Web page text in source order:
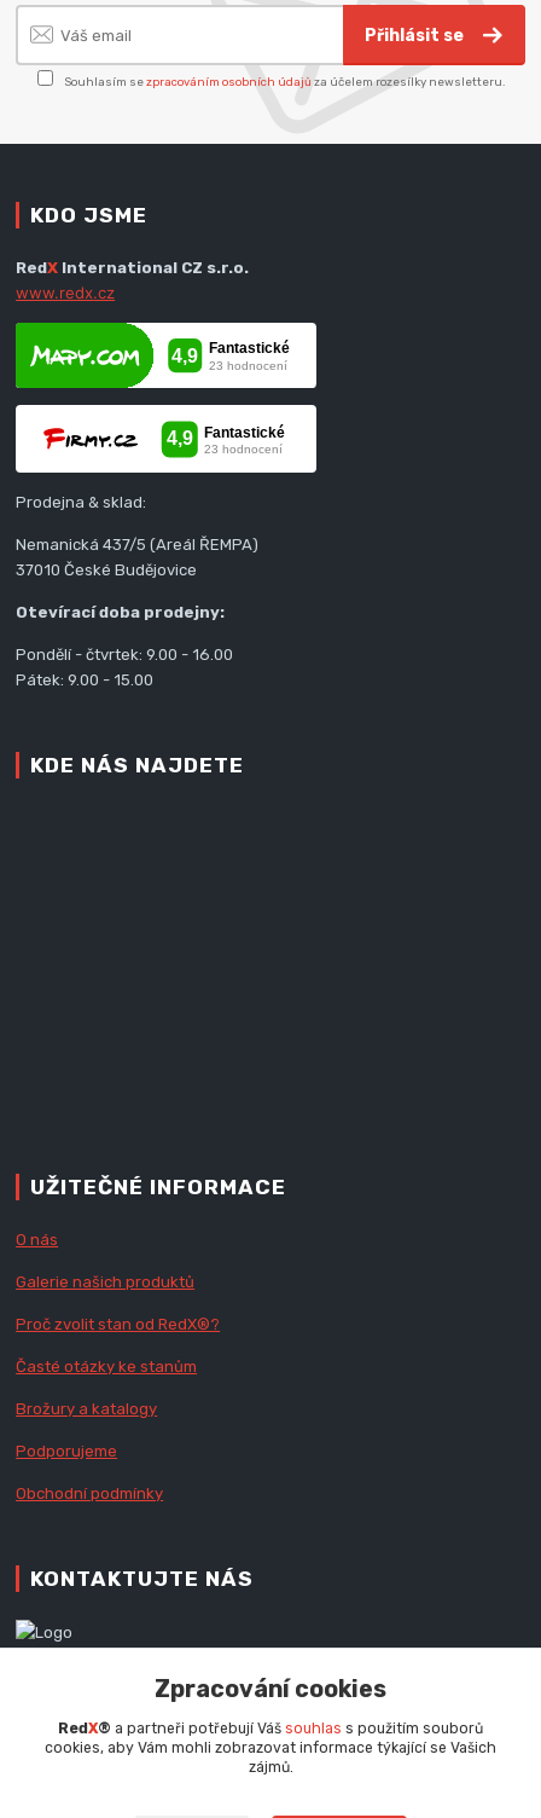
Přihlásit se
Souhlasím sezpracováním osobních údajů za účelem rozesílky newsletteru.
KDO JSME
RedX International CZ s.r.o.
www.redx.cz
Prodejna & sklad:
Nemanická 437/5 (Areál ŘEMPA)
37010 České Budějovice
Otevírací doba prodejny:
Pondělí - čtvrtek: 9.00 - 16.00
Pátek: 9.00 - 15.00
KDE NÁS NAJDETE
UŽITEČNÉ INFORMACE
O nás
Galerie našich produktů
Proč zvolit stan od RedX®?
Časté otázky ke stanům
Brožury a katalogy
Podporujeme
Obchodní podmínky
KONTAKTUJTE NÁS
+420 777 979 111
info@redx.cz
Zpracování cookies
Red X® a partneři potřebují Váš souhlas s použitím souborů
cookies, aby Vám mohli zobrazovat informace týkající se Vašich
zájmů.